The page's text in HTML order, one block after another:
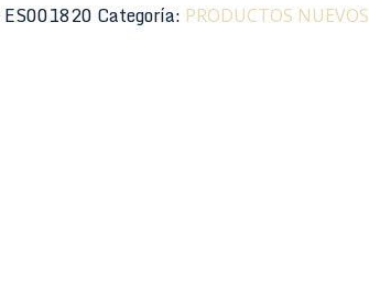
ES001820 Categoría: PRODUCTOS NUEVOS